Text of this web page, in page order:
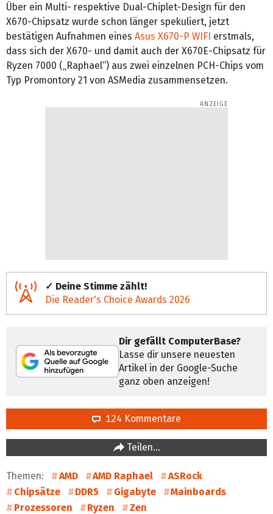
Über ein Multi- respektive Dual-Chiplet-Design für den
X670-Chipsatz wurde schon länger spekuliert, jetzt
bestätigen Aufnahmen eines Asus X670-P WIFI erstmals,
dass sich der X670- und damit auch der X670E-Chipsatz für
Ryzen 7000 („Raphael“) aus zwei einzelnen PCH-Chips vom
Typ Promontory 21 von ASMedia zusammensetzen.
✓ Deine Stimme zählt!
Die Reader's Choice Awards 2026
Dir gefällt ComputerBase?
Lasse dir unsere neuesten
Artikel in der Google-Suche
ganz oben anzeigen!
124 Kommentare
Teilen…
Themen: AMD AMD Raphael
ASRock
Chipsätze
DDR5 Gigabyte
Mainboards
Prozessoren
Ryzen Zen